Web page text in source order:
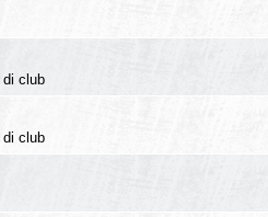
di club
di club